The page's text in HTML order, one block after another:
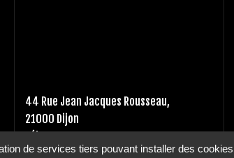
44 Rue Jean Jacques Rousseau,
21000 Dijon
Tél :03 80 10 49 65
de services tiers pouvant installer des cookies